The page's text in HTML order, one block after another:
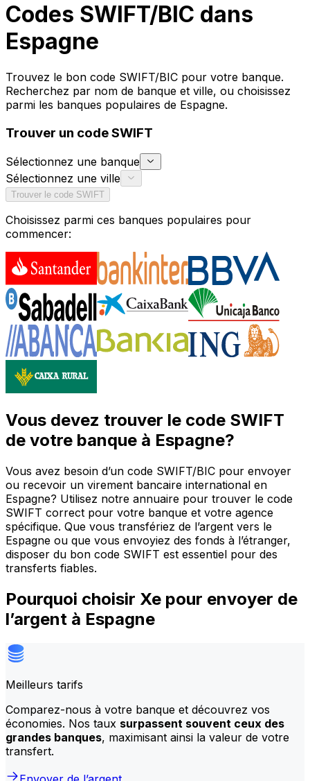
Codes SWIFT/BIC dans
Espagne
Trouvez le bon code SWIFT/BIC pour votre banque.
Recherchez par nom de banque et ville, ou choisissez
parmi les banques populaires de Espagne.
Trouver un code SWIFT
Sélectionnez une banque
Sélectionnez une ville
Trouver le code SWIFT
Choisissez parmi ces banques populaires pour
commencer:
Vous devez trouver le code SWIFT
de votre banque à Espagne?
Vous avez besoin d’un code SWIFT/BIC pour envoyer
ou recevoir un virement bancaire international en
Espagne? Utilisez notre annuaire pour trouver le code
SWIFT correct pour votre banque et votre agence
spécifique. Que vous transfériez de l’argent vers le
Espagne ou que vous envoyiez des fonds à l’étranger,
disposer du bon code SWIFT est essentiel pour des
transferts fiables.
Pourquoi choisir Xe pour envoyer de
l’argent à Espagne
Meilleurs tarifs
Comparez-nous à votre banque et découvrez vos
économies. Nos taux surpassent souvent ceux des
grandes banques, maximisant ainsi la valeur de votre
transfert.